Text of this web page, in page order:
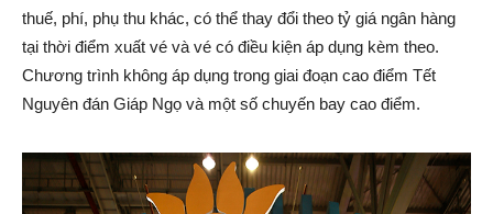
thuế, phí, phụ thu khác, có thể thay đổi theo tỷ giá ngân hàng
tại thời điểm xuất vé và vé có điều kiện áp dụng kèm theo.
Chương trình không áp dụng trong giai đoạn cao điểm Tết
Nguyên đán Giáp Ngọ và một số chuyến bay cao điểm.